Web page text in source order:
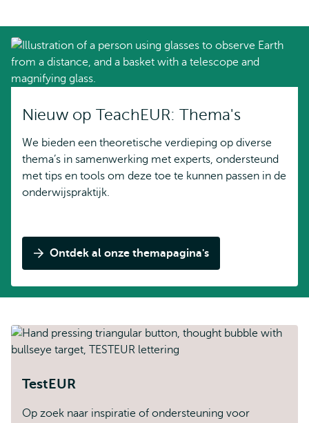
Nieuw op TeachEUR: Thema's
We bieden een theoretische verdieping op diverse
thema’s in samenwerking met experts, ondersteund
met tips en tools om deze toe te kunnen passen in de
onderwijspraktijk.
Ontdek al onze themapagina's
TestEUR
Op zoek naar inspiratie of ondersteuning voor